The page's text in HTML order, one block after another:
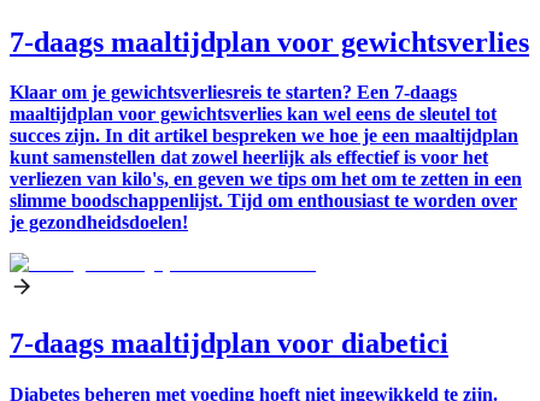
7-daags maaltijdplan voor gewichtsverlies
Klaar om je gewichtsverliesreis te starten? Een 7-daags
maaltijdplan voor gewichtsverlies kan wel eens de sleutel tot
succes zijn. In dit artikel bespreken we hoe je een maaltijdplan
kunt samenstellen dat zowel heerlijk als effectief is voor het
verliezen van kilo's, en geven we tips om het om te zetten in een
slimme boodschappenlijst. Tijd om enthousiast te worden over
je gezondheidsdoelen!
7-daags maaltijdplan voor diabetici
Diabetes beheren met voeding hoeft niet ingewikkeld te zijn.